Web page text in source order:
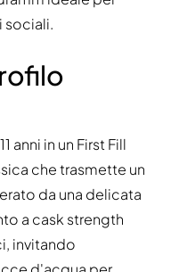
sociali.
anni in un First Fill
che trasmette un
da una delicata
a cask strength
invitando